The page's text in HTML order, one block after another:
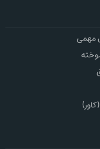
مهمی